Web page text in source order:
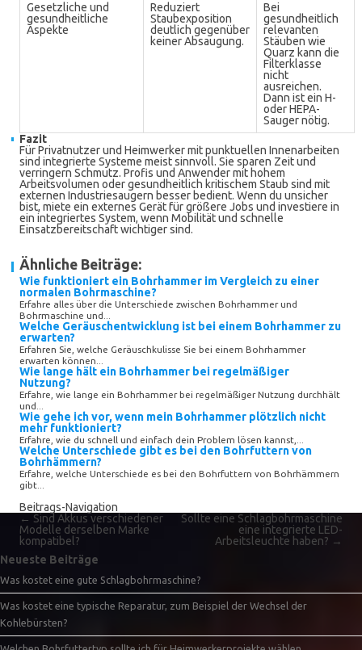
Gesetzliche und
gesundheitliche
Aspekte
Reduziert
Staubexposition
deutlich gegenüber
keiner Absaugung.
Bei
gesundheitlich
relevanten
Stäuben wie
Quarz kann die
Filterklasse
nicht
ausreichen.
Dann ist ein H-
oder HEPA-
Sauger nötig.
Fazit
Für Privatnutzer und Heimwerker mit punktuellen Innenarbeiten
sind integrierte Systeme meist sinnvoll. Sie sparen Zeit und
verringern Schmutz. Profis und Anwender mit hohem
Arbeitsvolumen oder gesundheitlich kritischem Staub sind mit
externen Industriesaugern besser bedient. Wenn du unsicher
bist, miete ein externes Gerät für größere Jobs und investiere in
ein integriertes System, wenn Mobilität und schnelle
Einsatzbereitschaft wichtiger sind.
Ähnliche Beiträge:
Wie funktioniert ein Bohrhammer im Vergleich zu einer
normalen Bohrmaschine?
Erfahre alles über die Unterschiede zwischen Bohrhammer und
Bohrmaschine und...
Welche Geräuschentwicklung ist bei einem Bohrhammer zu
erwarten?
Erfahren Sie, welche Geräuschkulisse Sie bei einem Bohrhammer
erwarten können...
Wie lange hält ein Bohrhammer bei regelmäßiger
Nutzung?
Erfahre, wie lange ein Bohrhammer bei regelmäßiger Nutzung durchhält
und...
Wie gehe ich vor, wenn mein Bohrhammer plötzlich nicht
mehr funktioniert?
Erfahre, wie du schnell und einfach dein Problem lösen kannst,...
Welche Unterschiede gibt es bei den Bohrfuttern von
Bohrhämmern?
Erfahre, welche Unterschiede es bei den Bohrfuttern von Bohrhämmern
gibt...
Beitrags-Navigation
← Sind Akkus verschiedener
Modelle derselben Marke
kompatibel?
Sollte eine Schlagbohrmaschine
eine integrierte LED-
Arbeitsleuchte haben? →
Neueste Beiträge
Was kostet eine gute Schlagbohrmaschine?
Was kostet eine typische Reparatur, zum Beispiel der Wechsel der
Kohlebürsten?